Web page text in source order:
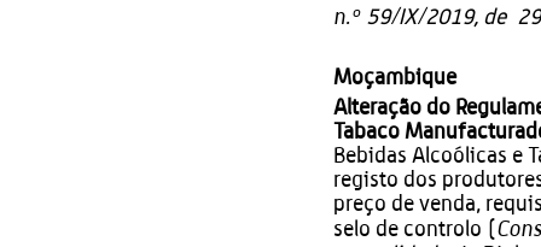
n.º 59/IX/2019, de
Moçambique
Alteração do
Tabaco
Bebidas Alcoólicas e
registo dos
preço de venda,
selo de controlo (